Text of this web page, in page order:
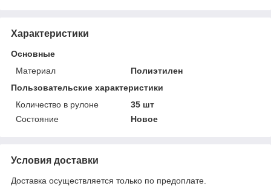
Характеристики
Основные
Материал
Полиэтилен
Пользовательские характеристики
Количество в рулоне
35 шт
Состояние
Новое
Условия доставки
Доставка осуществляется только по предоплате.